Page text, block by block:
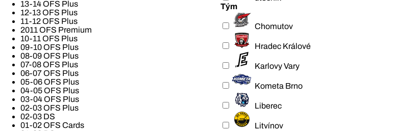
13-14 OFS Plus
12-13 OFS Plus
11-12 OFS Plus
2011 OFS Premium
10-11 OFS Plus
09-10 OFS Plus
08-09 OFS Plus
07-08 OFS Plus
06-07 OFS Plus
05-06 OFS Plus
04-05 OFS Plus
03-04 OFS Plus
02-03 OFS Plus
02-03 DS
01-02 OFS Cards
Tým
Chomutov
Hradec Králové
Karlovy Vary
Kometa Brno
Liberec
Litvínov